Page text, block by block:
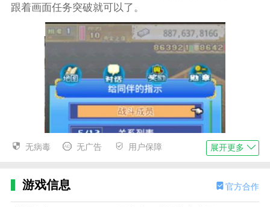
跟着画面任务突破就可以了。
无病毒 无广告 用户保障 展开更多
游戏信息 官方合作